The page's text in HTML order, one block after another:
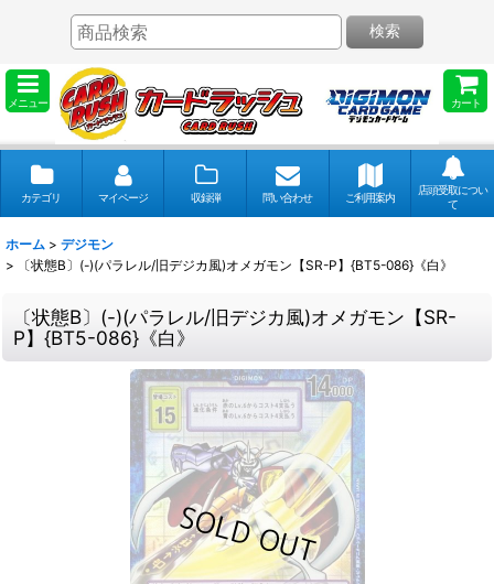
メニュー カート
検索
カテゴリ マイページ 収録弾 問い合わせ ご利用案内
店頭受取につい
て
ホーム > デジモン
>
〔状態B〕(-)(パラレル/旧デジカ風)オメガモン【SR-P】{BT5-086}《白》
〔状態B〕(-)(パラレル/旧デジカ風)オメガモン【SR-
P】{BT5-086}《白》